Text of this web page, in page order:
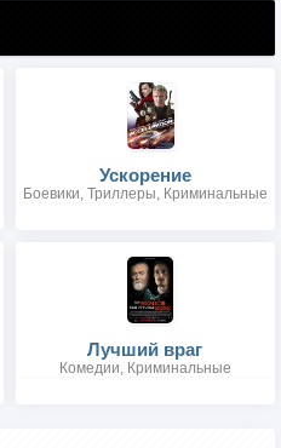
Ускорение
Боевики, Триллеры, Криминальные
Лучший враг
Комедии, Криминальные